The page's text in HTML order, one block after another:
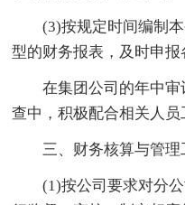
(3)按规定时间编制
型的财务报表，及时申报
在集团公司的年中
查中，积极配合相关人员
三、财务核算与管理
(1)按公司要求对分